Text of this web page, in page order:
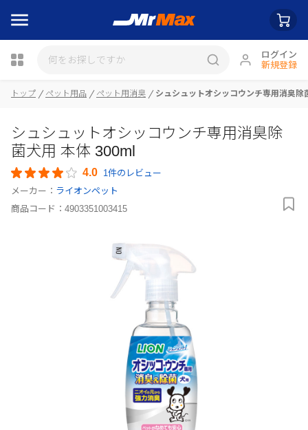
ログイン
新規登録
瓶詰
トップ ペット用品 ペット用消臭 シュシュットオシッコウンチ専用消臭除
シュシュットオシッコウンチ専用消臭除
菌犬用 本体 300ml
4.0 1件のレビュー
メーカー： ライオンペット
商品コード： 4903351003415